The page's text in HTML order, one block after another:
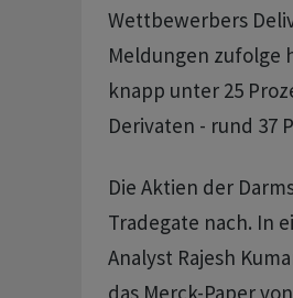
Wettbewerbers
Meldungen zufolge
knapp unter 25
Derivaten - rund 37
Die Aktien der
Tradegate nach. In
Analyst Rajesh